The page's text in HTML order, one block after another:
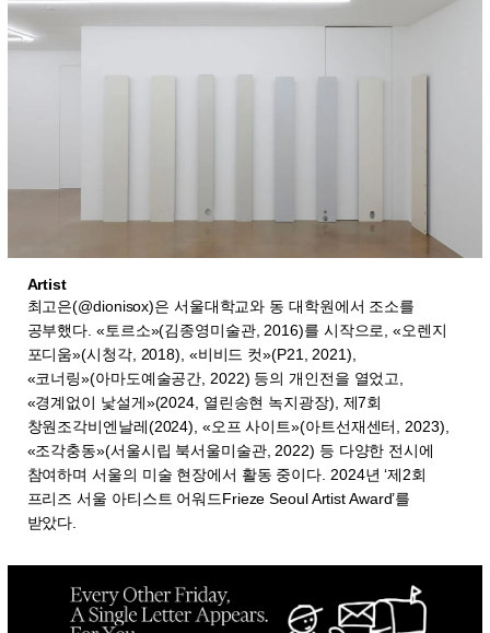
Artist
최고은(@dionisox)은 서울대학교와 동 대학원에서 조소를
공부했다. «토르소»(김종영미술관, 2016)를 시작으로, «오렌지
포디움»(시청각, 2018), «비비드 컷»(P21, 2021),
«코너링»(아마도예술공간, 2022) 등의 개인전을 열었고,
«경계없이 낯설게»(2024, 열린송현 녹지광장), 제7회
창원조각비엔날레(2024), «오프 사이트»(아트선재센터, 2023),
«조각충동»(서울시립 북서울미술관, 2022) 등 다양한 전시에
참여하며 서울의 미술 현장에서 활동 중이다. 2024년 ‘제2회
프리즈 서울 아티스트 어워드Frieze Seoul Artist Award’를
받았다.